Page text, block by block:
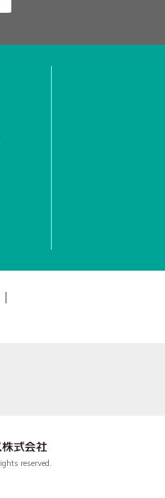
reserved.